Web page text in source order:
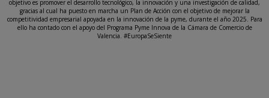
objetivo es promover el desarrollo tecnológico, la innovación y una investigación de calidad,
gracias al cual ha puesto en marcha un Plan de Acción con el objetivo de mejorar la
competitividad empresarial apoyada en la innovación de la pyme, durante el año 2025. Para
ello ha contado con el apoyo del Programa Pyme Innova de la Cámara de Comercio de
Valencia. #EuropaSeSiente